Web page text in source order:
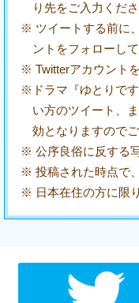
り先をご入力くださ
※ ツイートする前に
ントをフォローして
※ Twitterアカウント
※ドラマ『ゆとりで
い方のツイート、
効となりますので
※ 公序良俗に反する
※ 投稿された時点で
※ 日本在住の方に限り